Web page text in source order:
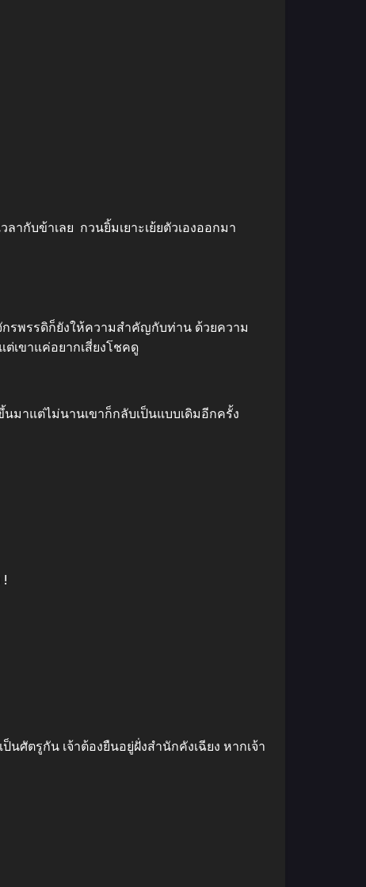
กับข้าเลย กวนยิ้มเยาะเย้ยตัวเองออกมา
พรรดิก็ยังให้ความสำคัญกับท่าน ด้วยความ
เขาแค่อยากเสี่ยงโชคดู
แต่ไม่นานเขาก็กลับเป็นแบบเดิมอีกครั้ง
!
ตรูกัน เจ้าต้องยืนอยู่ฝั่งสำนักคังเฉียง หากเจ้า